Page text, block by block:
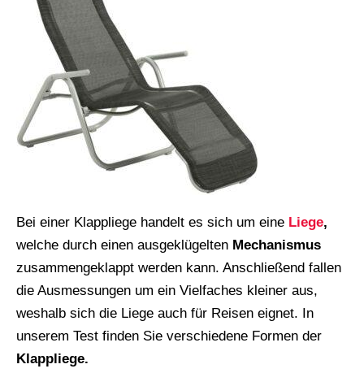
Bei einer Klappliege handelt es sich um eine Liege,
welche durch einen ausgeklügelten Mechanismus
zusammengeklappt werden kann. Anschließend fallen
die Ausmessungen um ein Vielfaches kleiner aus,
weshalb sich die Liege auch für Reisen eignet. In
unserem Test finden Sie verschiedene Formen der
Klappliege.